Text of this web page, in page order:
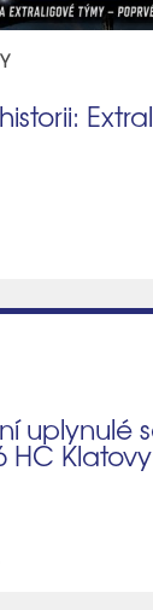
uplynulé
HC Klatovy